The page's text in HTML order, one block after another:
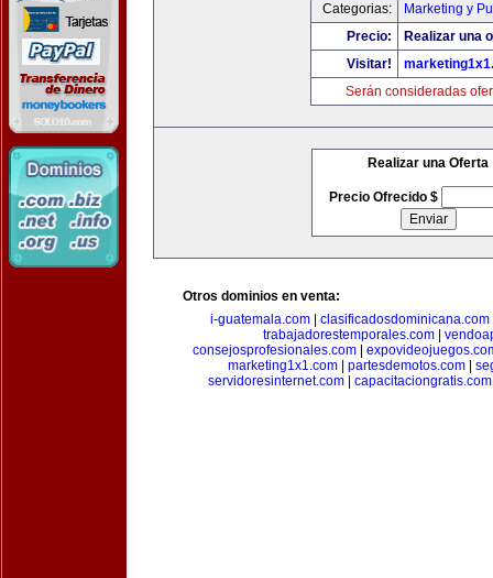
Categorias:
Marketing y
Precio:
Realizar una
Visitar!
Serán consideradas
Realizar una Oferta
Precio Ofrecido $
Otros dominios en venta:
i-guatemala.com
clasificadosdominicana.com
trabajadorestemporales.com
consejosprofesionales.com|
marketing1x1.com| partesdemotos.com|
servidoresinternet.com| capacitaciongratis.com